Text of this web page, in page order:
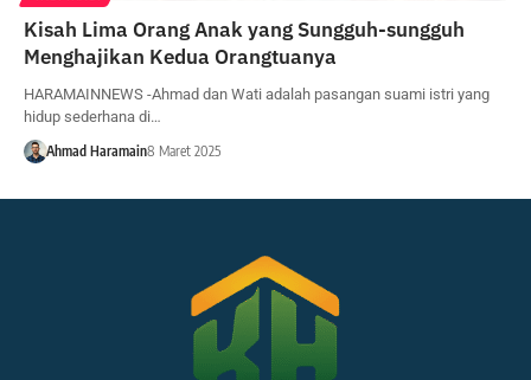
Kisah Lima Orang Anak yang Sungguh-sungguh
Menghajikan Kedua Orangtuanya
HARAMAINNEWS -Ahmad dan Wati adalah pasangan suami istri yang
hidup sederhana di…
Ahmad Haramain8 Maret 2025